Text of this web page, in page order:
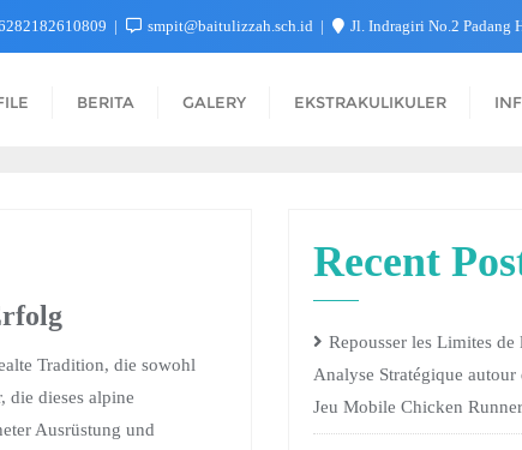
smpit@baitulizzah.sch.id Jl. Indragiri No.2 Padang
BERITA GALERY EKSTRAKULIKULER
Tradition, die sowohl
die dieses alpine
Ausrüstung und
Recent
Repousser les Limites
Analyse Stratégique autour
Jeu Mobile Chicken Runner